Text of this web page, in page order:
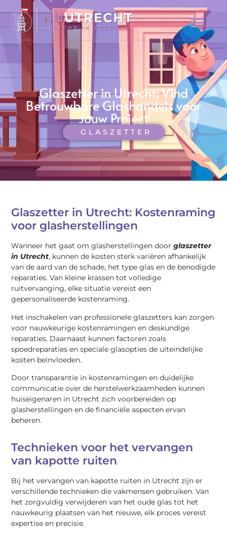
Glaszetter in Utrecht: Vind
Betrouwbare Glashandels voor
Jouw Project
GLASZETTER
Glaszetter in Utrecht: Kostenraming
voor glasherstellingen
Wanneer het gaat om glasherstellingen doorglaszetter
in Utrecht, kunnen de kosten sterk variëren afhankelijk
van de aard van de schade, het type glas en de benodigde
reparaties. Van kleine krassen tot volledige
ruitvervanging, elke situatie vereist een
gepersonaliseerde kostenraming.
Het inschakelen van professionele glaszetters kan zorgen
voor nauwkeurige kostenramingen en deskundige
reparaties. Daarnaast kunnen factoren zoals
spoedreparaties en speciale glasopties de uiteindelijke
kosten beïnvloeden.
Door transparantie in kostenramingen en duidelijke
communicatie over de herstelwerkzaamheden kunnen
huiseigenaren in Utrecht zich voorbereiden op
glasherstellingen en de financiële aspecten ervan
beheren.
Technieken voor het vervangen
van kapotte ruiten
Bij het vervangen van kapotte ruiten in Utrecht zijn er
verschillende technieken die vakmensen gebruiken. Van
het zorgvuldig verwijderen van het oude glas tot het
nauwkeurig plaatsen van het nieuwe, elk proces vereist
expertise en precisie.